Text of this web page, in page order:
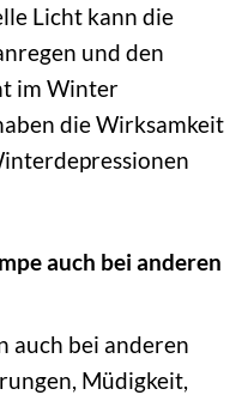
Licht kann die
und den
im Winter
die Wirksamkeit
auch bei anderen
auch bei anderen
Müdigkeit,